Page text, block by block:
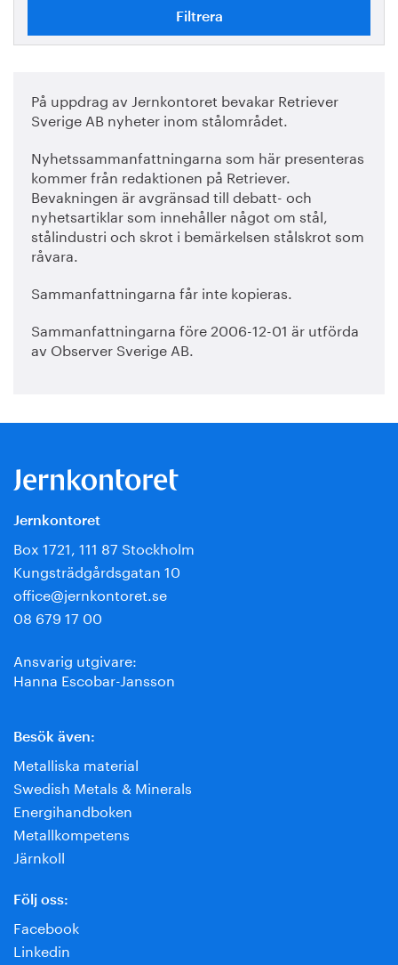
På uppdrag av Jernkontoret bevakar Retriever
Sverige AB nyheter inom stålområdet.
Nyhetssammanfattningarna som här presenteras
kommer från redaktionen på Retriever.
Bevakningen är avgränsad till debatt- och
nyhetsartiklar som innehåller något om stål,
stålindustri och skrot i bemärkelsen stålskrot som
råvara.
Sammanfattningarna får inte kopieras.
Sammanfattningarna före 2006-12-01 är utförda
av Observer Sverige AB.
Jernkontoret
Box 1721, 111 87 Stockholm
Kungsträdgårdsgatan 10
office@jernkontoret.se
08 679 17 00
Ansvarig utgivare:
Hanna Escobar-Jansson
Besök även:
Metalliska material
Swedish Metals & Minerals
Energihandboken
Metallkompetens
Järnkoll
Följ oss:
Facebook
Linkedin